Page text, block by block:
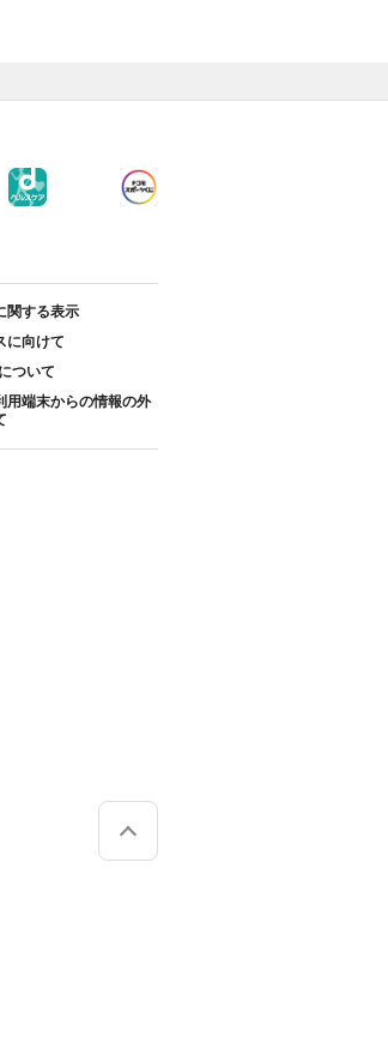
関する表示
に向けて
ついて
用端末からの情報の外